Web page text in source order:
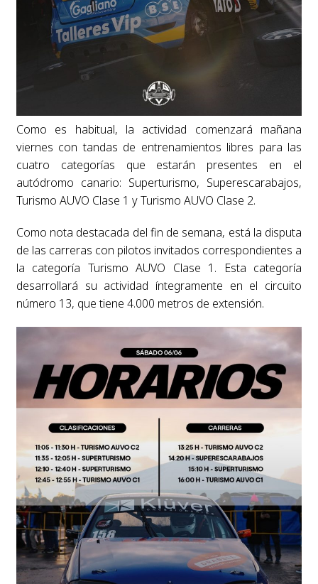
Como es habitual, la actividad comenzará mañana
viernes con tandas de entrenamientos libres para las
cuatro categorías que estarán presentes en el
autódromo canario: Superturismo, Superescarabajos,
Turismo AUVO Clase 1 y Turismo AUVO Clase 2.
Como nota destacada del fin de semana, está la disputa
de las carreras con pilotos invitados correspondientes a
la categoría Turismo AUVO Clase 1. Esta categoría
desarrollará su actividad íntegramente en el circuito
número 13, que tiene 4.000 metros de extensión.